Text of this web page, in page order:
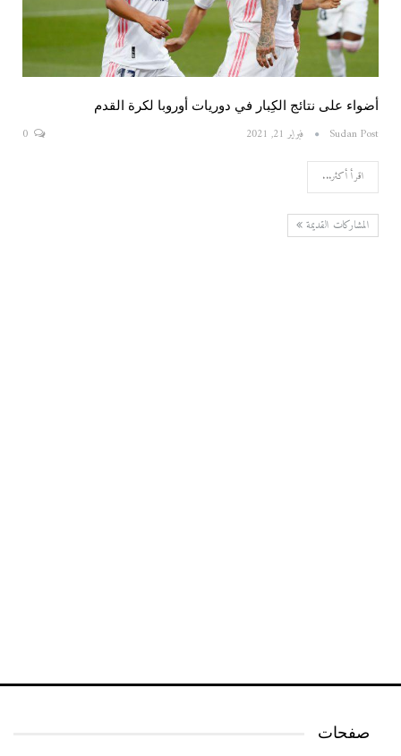
أضواء على نتائج الكِبار في دوريات أوروبا لكرة القدم
Sudan Post فبراير 21, 2021
اقرأ أكثر...
المشاركات القديمة
صفحات